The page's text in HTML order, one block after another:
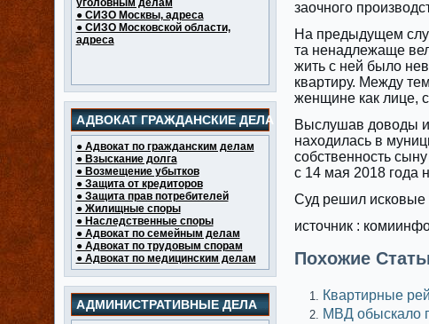
уголовным делам
● СИЗО Москвы, адреса
● СИЗО Московской области,
адреса
АДВОКАТ ГРАЖДАНСКИЕ ДЕЛА
● Адвокат по гражданским делам
● Взыскание долга
● Возмещение убытков
● Защита от кредиторов
● Защита прав потребителей
● Жилищные споры
● Наследственные споры
● Адвокат по семейным делам
● Адвокат по трудовым спорам
● Адвокат по медицинским делам
АДМИНИСТРАТИВНЫЕ ДЕЛА
заочного
На предыдущем
та ненадлежаще
жить с ней было
квартиру. Между
женщине как лице,
Выслушав доводы и
находилась в
собственность
с 14 мая 2018 года
Суд решил исковые
источник :
Похожие
Квартирные
МВД обыскало